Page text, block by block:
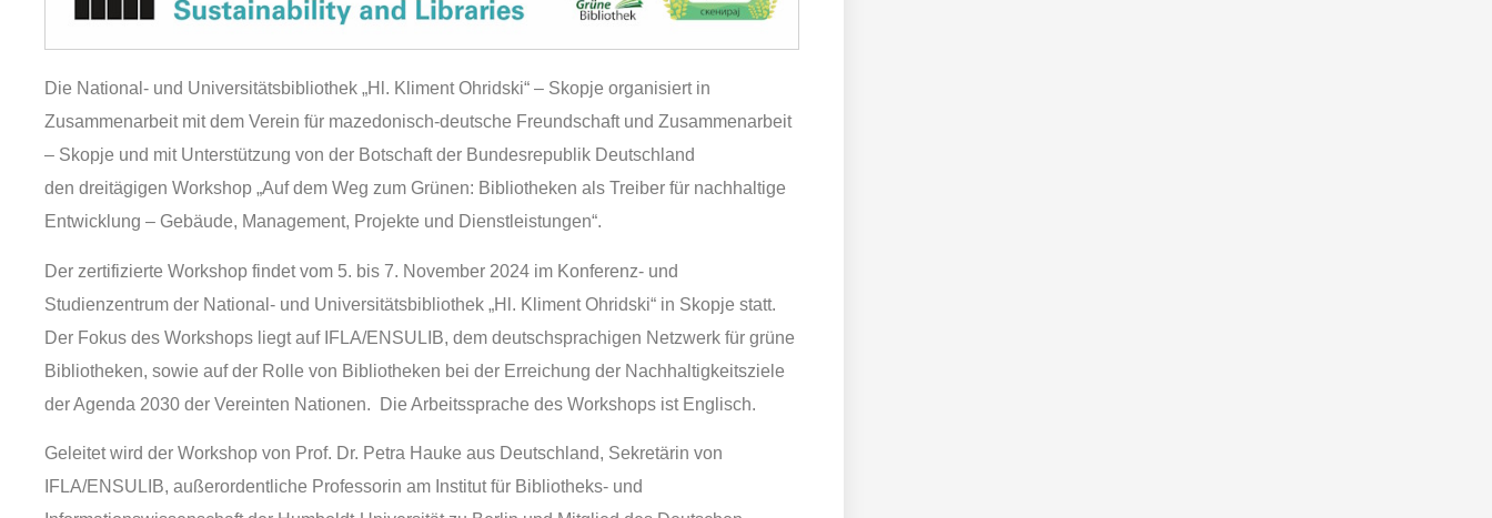
Die National- und Universitätsbibliothek „Hl. Kliment Ohridski“ – Skopje organisiert in
Zusammenarbeit mit dem Verein für mazedonisch-deutsche Freundschaft und Zusammenarbeit
– Skopje und mit Unterstützung von der Botschaft der Bundesrepublik Deutschland
den dreitägigen Workshop „Auf dem Weg zum Grünen: Bibliotheken als Treiber für nachhaltige
Entwicklung – Gebäude, Management, Projekte und Dienstleistungen“.
Der zertifizierte Workshop findet vom 5. bis 7. November 2024 im Konferenz- und
Studienzentrum der National- und Universitätsbibliothek „Hl. Kliment Ohridski“ in Skopje statt.
Der Fokus des Workshops liegt auf IFLA/ENSULIB, dem deutschsprachigen Netzwerk für grüne
Bibliotheken, sowie auf der Rolle von Bibliotheken bei der Erreichung der Nachhaltigkeitsziele
der Agenda 2030 der Vereinten Nationen. Die Arbeitssprache des Workshops ist Englisch.
Geleitet wird der Workshop von Prof. Dr. Petra Hauke aus Deutschland, Sekretärin von
IFLA/ENSULIB, außerordentliche Professorin am Institut für Bibliotheks- und